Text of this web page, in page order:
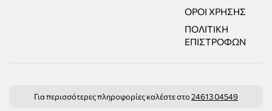
ΌΡΟΙ ΧΡΉΣΗΣ
ΠΟΛΙΤΙΚΉ
ΕΠΙΣΤΡΟΦΏΝ
Για περισσότερες πληροφορίες καλέστε στο24613 04549